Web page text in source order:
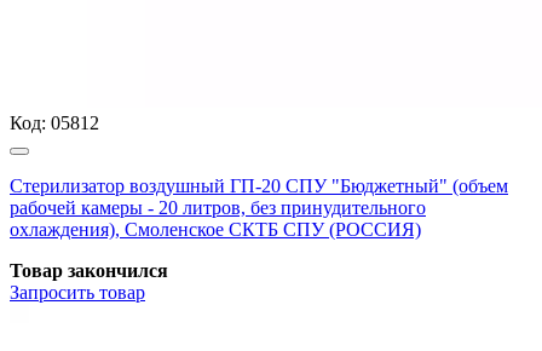
Код: 05812
Стерилизатор воздушный ГП-20 СПУ "Бюджетный" (объем
рабочей камеры - 20 литров, без принудительного
охлаждения), Смоленское СКТБ СПУ (РОССИЯ)
Товар закончился
Запросить товар